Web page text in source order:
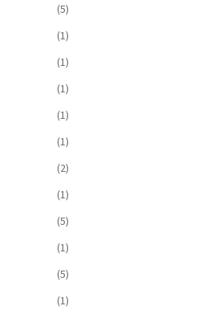
(5)
(1)
(1)
(1)
(1)
(1)
(2)
(1)
(5)
(1)
(5)
(1)